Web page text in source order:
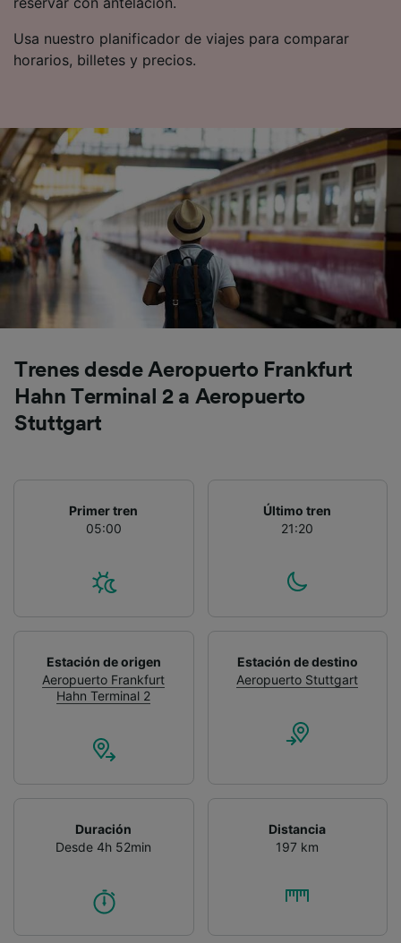
Usa nuestro planificador de viajes para comparar
horarios, billetes y precios.
Trenes desde Aeropuerto Frankfurt
Hahn Terminal 2 a Aeropuerto
Stuttgart
Primer tren
05:00
Último tren
21:20
Estación de origen
Aeropuerto Frankfurt
Hahn Terminal 2
Estación de destino
Aeropuerto Stuttgart
Duración
Desde 4h 52min
Distancia
197 km